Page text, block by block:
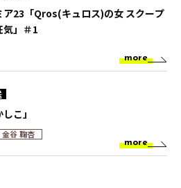
ア23「Qros(キュロス)の女 スクープ
気」＃1
more
こ」
金谷 鞠杏
more